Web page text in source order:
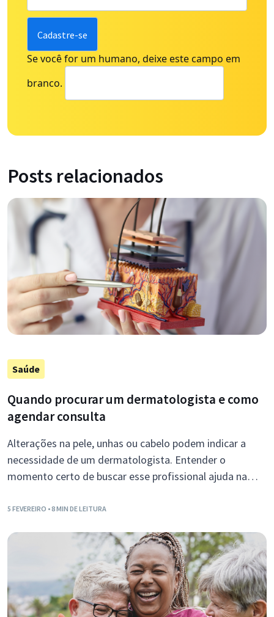
Se você for um humano, deixe este campo em
branco.
Posts relacionados
Saúde
Quando procurar um dermatologista e como
agendar consulta
Alterações na pele, unhas ou cabelo podem indicar a
necessidade de um dermatologista. Entender o
momento certo de buscar esse profissional ajuda na
5 FEVEREIRO • 8 MIN DE LEITURA